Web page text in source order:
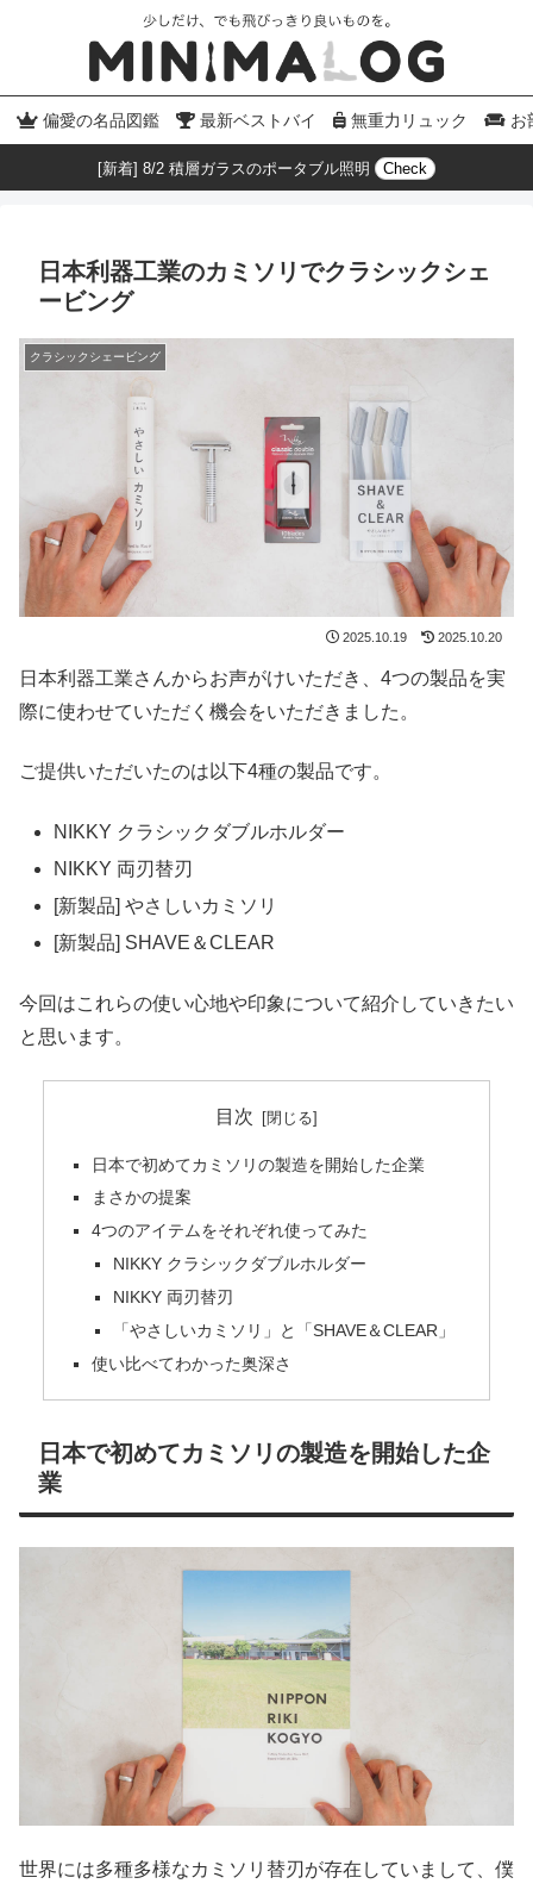
偏愛の名品図鑑 最新ベストバイ 無重力リュック お
[新着] 8/2 積層ガラスのポータブル照明 Check
日本利器工業のカミソリでクラシックシェ
ービング
クラシックシェービング
2025.10.19 2025.10.20
日本利器工業さんからお声がけいただき、4つの製品を実
際に使わせていただく機会をいただきました。
ご提供いただいたのは以下4種の製品です。
NIKKY クラシックダブルホルダー
NIKKY 両刃替刃
[新製品] やさしいカミソリ
[新製品] SHAVE＆CLEAR
今回はこれらの使い心地や印象について紹介していきたい
と思います。
目次
日本で初めてカミソリの製造を開始した企業
まさかの提案
4つのアイテムをそれぞれ使ってみた
NIKKY クラシックダブルホルダー
NIKKY 両刃替刃
「やさしいカミソリ」と「SHAVE＆CLEAR」
使い比べてわかった奥深さ
日本で初めてカミソリの製造を開始した企
業
世界には多種多様なカミソリ替刃が存在していまして、僕